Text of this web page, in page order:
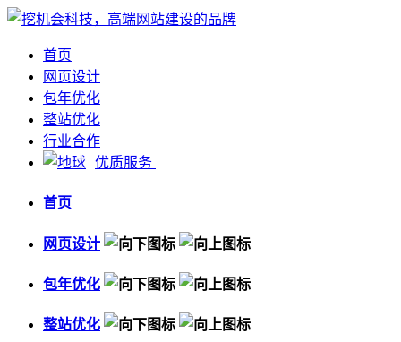
首页
网页设计
包年优化
整站优化
行业合作
优质服务
首页
网页设计
包年优化
整站优化